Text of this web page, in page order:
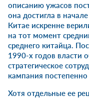
описанию ужасов
она достигла в
Китае искренне
на тот момент
среднего китайца.
1990-х годов власти
стратегическое
кампания
Хотя отдельные ее